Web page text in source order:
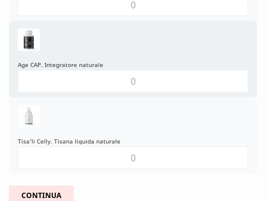
Age CAP. Integratore naturale
Tisa'li Celly. Tisana liquida naturale
CONTINUA